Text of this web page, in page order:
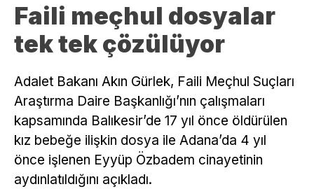
Faili meçhul dosyalar
tek tek çözülüyor
Adalet Bakanı Akın Gürlek, Faili Meçhul Suçları
Araştırma Daire Başkanlığı’nın çalışmaları
kapsamında Balıkesir’de 17 yıl önce öldürülen
kız bebeğe ilişkin dosya ile Adana’da 4 yıl
önce işlenen Eyyüp Özbadem cinayetinin
aydınlatıldığını açıkladı.